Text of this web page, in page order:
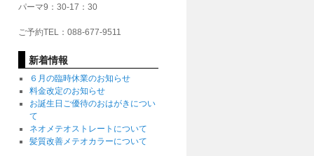
パーマ9：30-17：30
ご予約TEL：088-677-9511
新着情報
６月の臨時休業のお知らせ
料金改定のお知らせ
お誕生日ご優待のおはがきについ
て
ネオメテオストレートについて
髪質改善メテオカラーについて